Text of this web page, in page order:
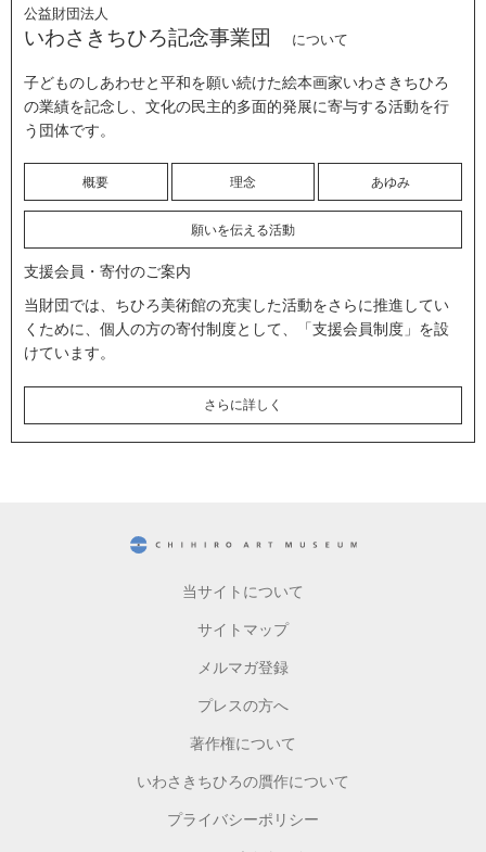
公益財団法人
いわさきちひろ記念事業団 について
子どものしあわせと平和を願い続けた絵本画家いわさきちひろ
の業績を記念し、文化の民主的多面的発展に寄与する活動を行
う団体です。
概要 理念 あゆみ
願いを伝える活動
支援会員・寄付のご案内
当財団では、ちひろ美術館の充実した活動をさらに推進してい
くために、個人の方の寄付制度として、「支援会員制度」を設
けています。
さらに詳しく
当サイトについて
サイトマップ
メルマガ登録
プレスの方へ
著作権について
いわさきちひろの贋作について
プライバシーポリシー